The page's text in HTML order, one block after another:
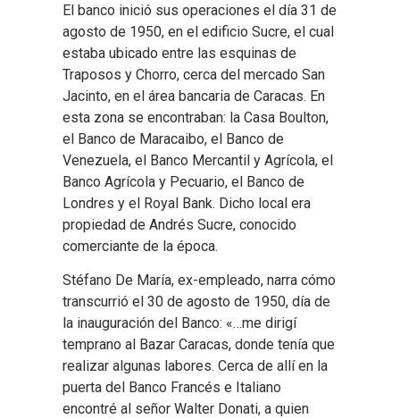
El banco inició sus operaciones el día 31 de
agosto de 1950, en el edificio Sucre, el cual
estaba ubicado entre las esquinas de
Traposos y Chorro, cerca del mercado San
Jacinto, en el área bancaria de Caracas. En
esta zona se encontraban: la Casa Boulton,
el Banco de Maracaibo, el Banco de
Venezuela, el Banco Mercantil y Agrícola, el
Banco Agrícola y Pecuario, el Banco de
Londres y el Royal Bank. Dicho local era
propiedad de Andrés Sucre, conocido
comerciante de la época.
Stéfano De María, ex-empleado, narra cómo
transcurrió el 30 de agosto de 1950, día de
la inauguración del Banco: «…me dirigí
temprano al Bazar Caracas, donde tenía que
realizar algunas labores. Cerca de allí en la
puerta del Banco Francés e Italiano
encontré al señor Walter Donati, a quien